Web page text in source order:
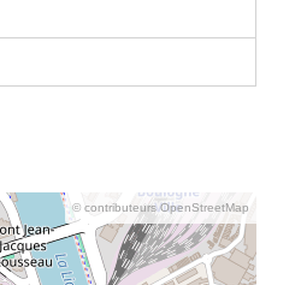
© contributeurs OpenStreetMap